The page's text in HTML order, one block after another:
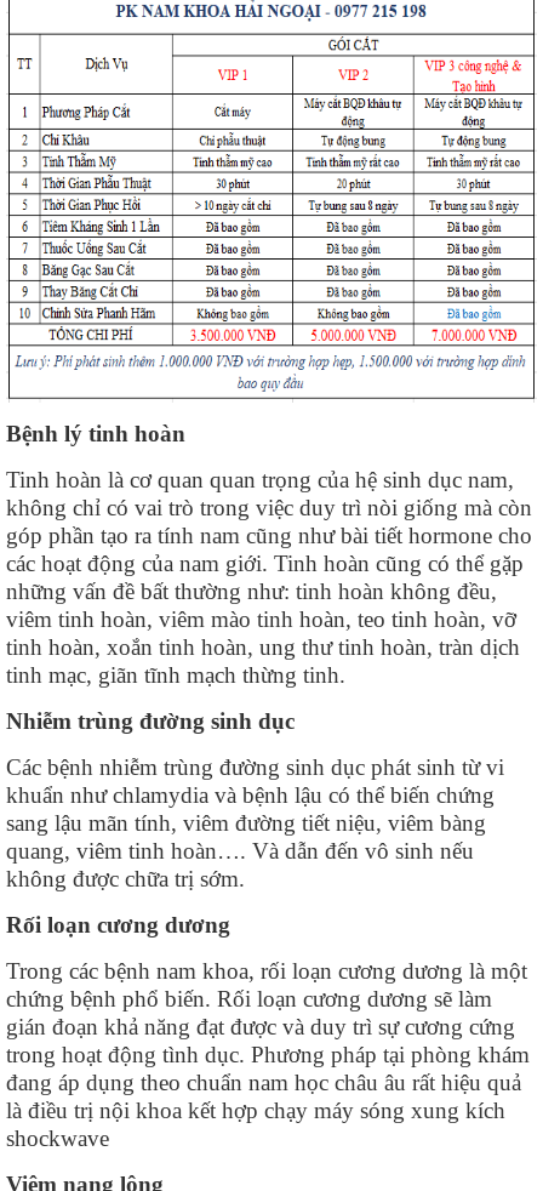
Bệnh lý tinh hoàn
Tinh hoàn là cơ quan quan trọng của hệ sinh dục nam,
không chỉ có vai trò trong việc duy trì nòi giống mà còn
góp phần tạo ra tính nam cũng như bài tiết hormone cho
các hoạt động của nam giới. Tinh hoàn cũng có thể gặp
những vấn đề bất thường như: tinh hoàn không đều,
viêm tinh hoàn, viêm mào tinh hoàn, teo tinh hoàn, vỡ
tinh hoàn, xoắn tinh hoàn, ung thư tinh hoàn, tràn dịch
tinh mạc, giãn tĩnh mạch thừng tinh.
Nhiễm trùng đường sinh dục
Các bệnh nhiễm trùng đường sinh dục phát sinh từ vi
khuẩn như chlamydia và bệnh lậu có thể biến chứng
sang lậu mãn tính, viêm đường tiết niệu, viêm bàng
quang, viêm tinh hoàn…. Và dẫn đến vô sinh nếu
không được chữa trị sớm.
Rối loạn cương dương
Trong các bệnh nam khoa, rối loạn cương dương là một
chứng bệnh phổ biến. Rối loạn cương dương sẽ làm
gián đoạn khả năng đạt được và duy trì sự cương cứng
trong hoạt động tình dục. Phương pháp tại phòng khám
đang áp dụng theo chuẩn nam học châu âu rất hiệu quả
là điều trị nội khoa kết hợp chạy máy sóng xung kích
shockwave
Viêm nang lông